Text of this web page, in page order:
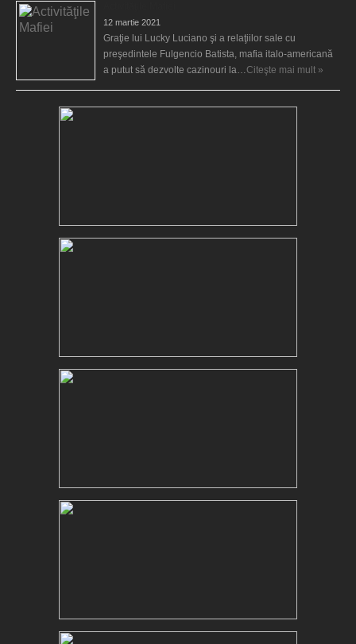
12 martie 2021
Graţie lui Lucky Luciano şi a relaţiilor sale cu
preşedintele Fulgencio Batista, mafia italo-americană
a putut să dezvolte cazinouri la… Citeşte mai mult »